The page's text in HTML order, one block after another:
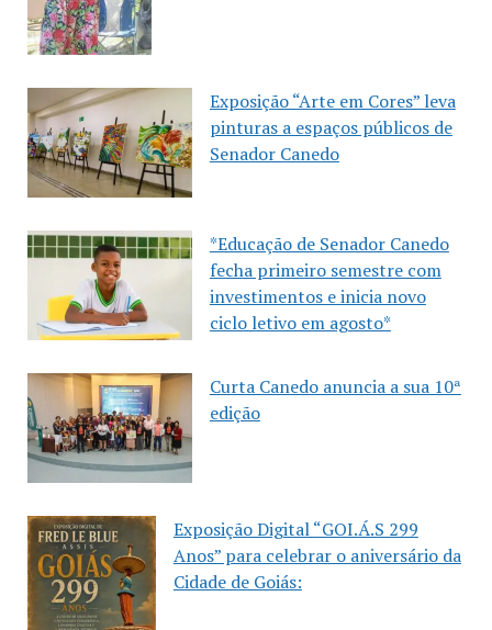
Exposição “Arte em Cores” leva
pinturas a espaços públicos de
Senador Canedo
*Educação de Senador Canedo
fecha primeiro semestre com
investimentos e inicia novo
ciclo letivo em agosto*
Curta Canedo anuncia a sua 10ª
edição
Exposição Digital “GOI.Á.S 299
Anos” para celebrar o aniversário da
Cidade de Goiás: